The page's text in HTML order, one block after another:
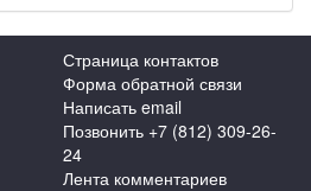
Страница контактов
Форма обратной связи
Написать email
Позвонить +7 (812) 309-26-
24
Лента комментариев